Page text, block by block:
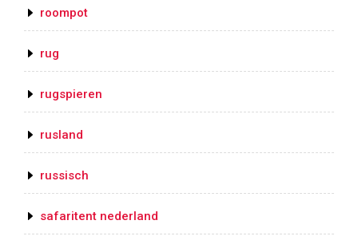
roompot
rug
rugspieren
rusland
russisch
safaritent nederland